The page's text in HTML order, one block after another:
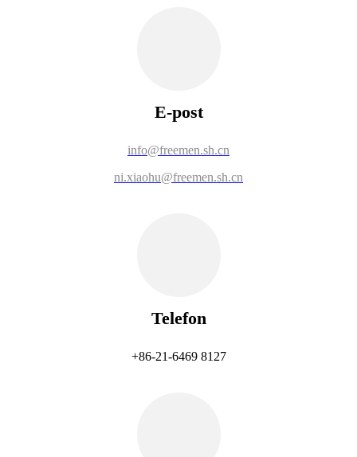
E-post
info@freemen.sh.cn
ni.xiaohu@freemen.sh.cn
Telefon
+86-21-6469 8127